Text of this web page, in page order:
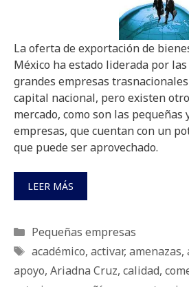
La oferta de exportación de
México ha estado liderada por
grandes empresas
capital nacional, pero existen
mercado, como son las pequeñas
empresas, que cuentan con un
que puede ser aprovechado.
LEER MÁS
Categorías
Pequeñas empresas
Etiquetas
académico, activar, amenazas,
apoyo, Ariadna Cruz, calidad,